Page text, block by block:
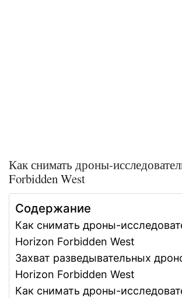
Как снимать дроны-
Forbidden West
Содержание
Как снимать дроны-
Horizon Forbidden West
Захват разведывательных
Horizon Forbidden West
Как снимать дроны-